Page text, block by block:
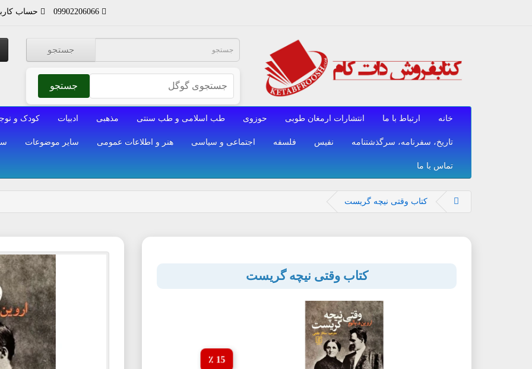
09902206066 حساب
جستجو
جستجو
خانه ارتباط با ما انتشارات ارمغان طوبی حوزوی طب اسلامی و طب سنتی مذهبی ادبیات کودک و
تاریخ، سفرنامه، سرگذشتنامه نفیس فلسفه اجتماعی و سیاسی هنر و اطلاعات عمومی سایر موضوعات
تماس با ما
کتاب وقتی نیچه گریست
کتاب وقتی نیچه گریست
15 ٪